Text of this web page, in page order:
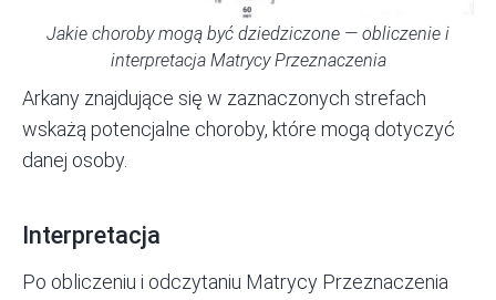
Jakie choroby mogą być dziedziczone — obliczenie i
interpretacja Matrycy Przeznaczenia
Arkany znajdujące się w zaznaczonych strefach
wskażą potencjalne choroby, które mogą dotyczyć
danej osoby.
Interpretacja
Po obliczeniu i odczytaniu Matrycy Przeznaczenia